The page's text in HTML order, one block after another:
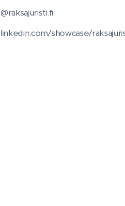
@raksajuristi.fi
linkedin.com/showcase/